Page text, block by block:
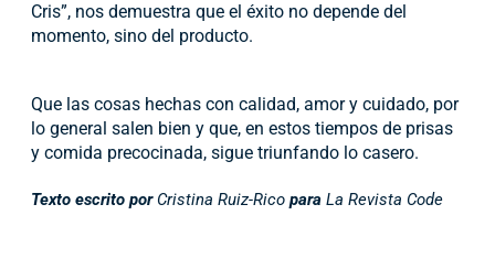
Cris”, nos demuestra que el éxito no depende del
momento, sino del producto.
Que las cosas hechas con calidad, amor y cuidado, por
lo general salen bien y que, en estos tiempos de prisas
y comida precocinada, sigue triunfando lo casero.
Texto escrito por Cristina Ruiz-Rico para La Revista Code